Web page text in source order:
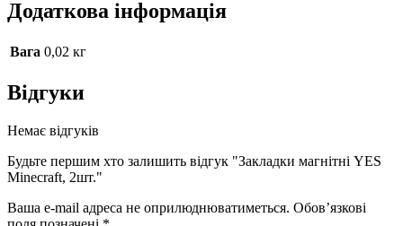
Додаткова інформація
Вага 0,02 кг
Відгуки
Немає відгуків
Будьте першим хто залишить відгук "Закладки магнітні YES
Minecraft, 2шт."
Ваша e-mail адреса не оприлюднюватиметься. Обов’язкові